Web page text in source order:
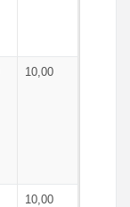
10,00
10,00